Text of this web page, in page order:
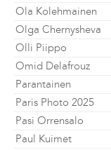
Ola Kolehmainen
Olga Chernysheva
Olli Piippo
Omid Delafrouz
Parantainen
Paris Photo 2025
Pasi Orrensalo
Paul Kuimet